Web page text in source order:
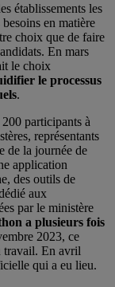
établissements les
en matière
choix que de faire
En mars
le choix
le processus
.
participants à
représentants
de la journée de
application
des outils de
aux
par le ministère
a plusieurs fois
2023, ce
travail. En avril
qui a eu lieu.